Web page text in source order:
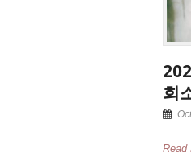
회